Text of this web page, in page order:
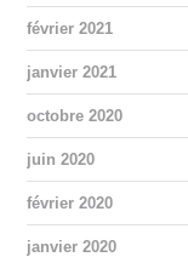
février 2021
janvier 2021
octobre 2020
juin 2020
février 2020
janvier 2020